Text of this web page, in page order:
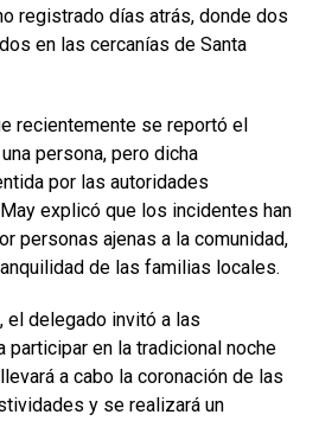
registrado días atrás, donde dos
en las cercanías de Santa
recientemente se reportó el
persona, pero dicha
por las autoridades
explicó que los incidentes han
personas ajenas a la comunidad,
de las familias locales.
el delegado invitó a las
participar en la tradicional noche
a cabo la coronación de las
y se realizará un